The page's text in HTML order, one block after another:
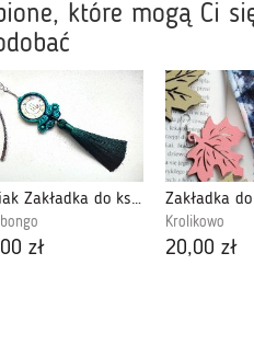
które mogą Ci
Zodiak Zakładka do książki
zł
Krolikowo
20,00 zł